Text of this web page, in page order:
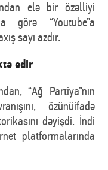
elə bir özəlliyi
görə “Youtube”a
sayı azdır.
edir
“Ağ Partiya”nın
özünüifadə
dəyişdi. İndi
platformalarında